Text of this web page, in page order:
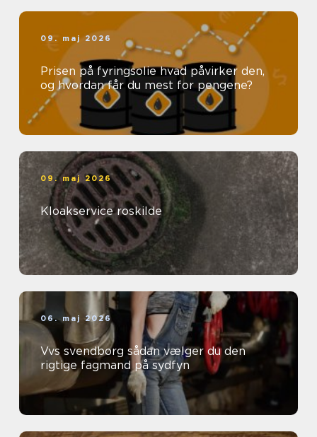
09. maj 2026
Prisen på fyringsolie hvad påvirker den,
og hvordan får du mest for pengene?
09. maj 2026
Kloakservice roskilde
06. maj 2026
Vvs svendborg sådan vælger du den
rigtige fagmand på sydfyn